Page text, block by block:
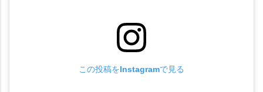
この投稿をInstagramで見る